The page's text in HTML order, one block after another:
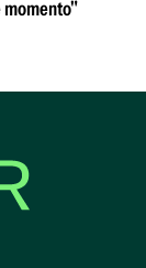
momento"